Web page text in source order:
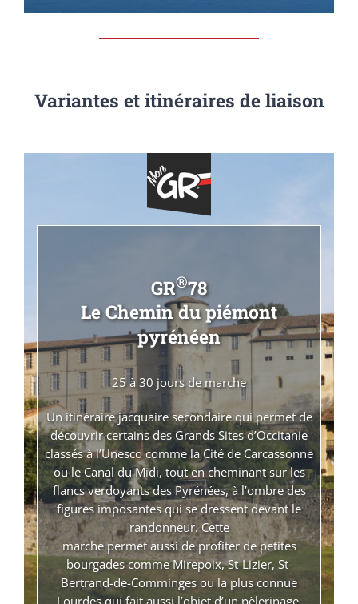
Variantes et itinéraires de liaison
GR®78
Le Chemin du piémont
pyrénéen
25 à 30 jours de marche
Un itinéraire jacquaire secondaire qui permet de
découvrir certains des Grands Sites d’Occitanie
classés à l’Unesco comme la Cité de Carcassonne
ou le Canal du Midi, tout en cheminant sur les
flancs verdoyants des Pyrénées, à l’ombre des
figures imposantes qui se dressent devant le
randonneur. Cette
marche permet aussi de profiter de petites
bourgades comme Mirepoix, St-Lizier, St-
Bertrand-de-Comminges ou la plus connue